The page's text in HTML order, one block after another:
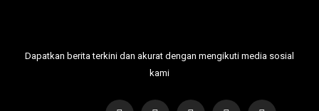
Dapatkan berita terkini dan akurat dengan mengikuti media sosial
kami